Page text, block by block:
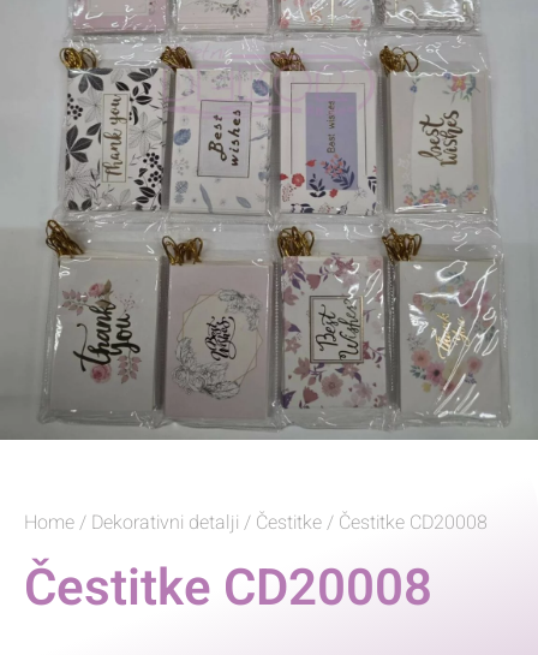
Home/ Dekorativni detalji / Čestitke/ Čestitke CD20008
Čestitke CD20008